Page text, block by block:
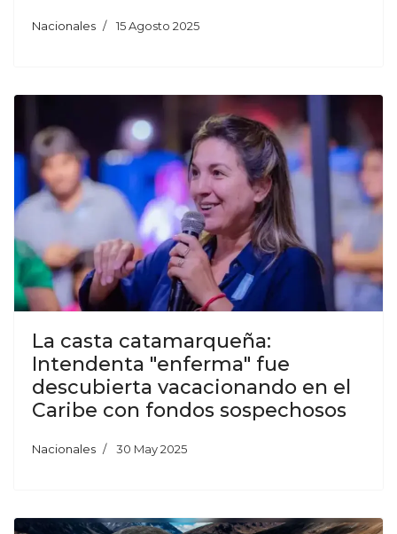
Nacionales 15 Agosto 2025
La casta catamarqueña:
Intendenta "enferma" fue
descubierta vacacionando en el
Caribe con fondos sospechosos
Nacionales 30 May 2025